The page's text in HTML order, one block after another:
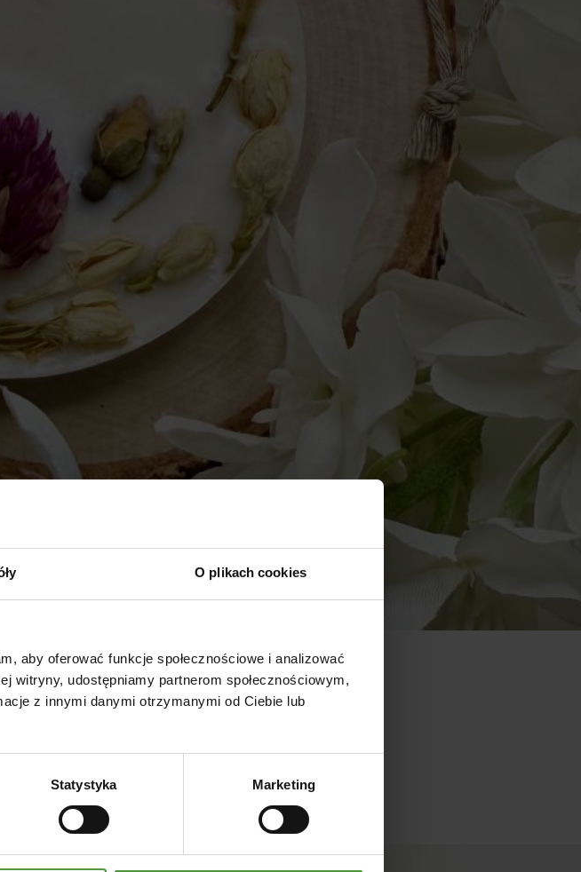
O plikach cookies
aby oferować funkcje społecznościowe i analizować
witryny, udostępniamy partnerom społecznościowym,
z innymi danymi otrzymanymi od Ciebie lub
Statystyka Marketing
Dodaj do koszyka